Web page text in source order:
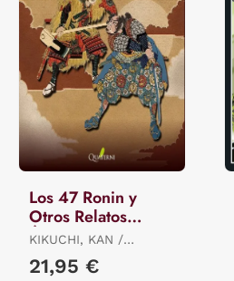
Los 47 Ronin y
Otros Relatos
Épicos de Samuráis
KIKUCHI, KAN /
MIYAMORI, ASATARO /
OZAKI, YEI THEODORA
21,95 €